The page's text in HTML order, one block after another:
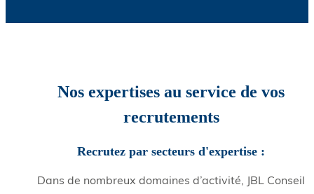
Nos expertises au service de vos
recrutements
Recrutez par secteurs d'expertise :
Dans de nombreux domaines d’activité, JBL Conseil